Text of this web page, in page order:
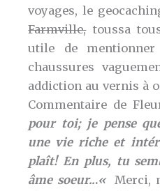
voyages, le
Farmville,toussa
utile de
chaussures
addiction au vernis à
Commentaire de
pour toi; je pense
une vie riche et
plaît! En plus, tu
âme soeur...« Merci,